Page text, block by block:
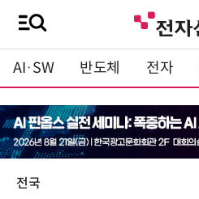
AI·SW 반도체 전자
전국